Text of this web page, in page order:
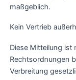
maßgeblich.
Kein Vertrieb
Diese Mitteilung ist
Rechtsordnungen
Verbreitung